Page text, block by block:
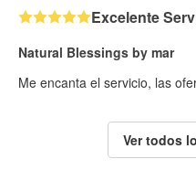
Excelente
Natural Blessings by mar
Me encanta el servicio, las
Ver todos